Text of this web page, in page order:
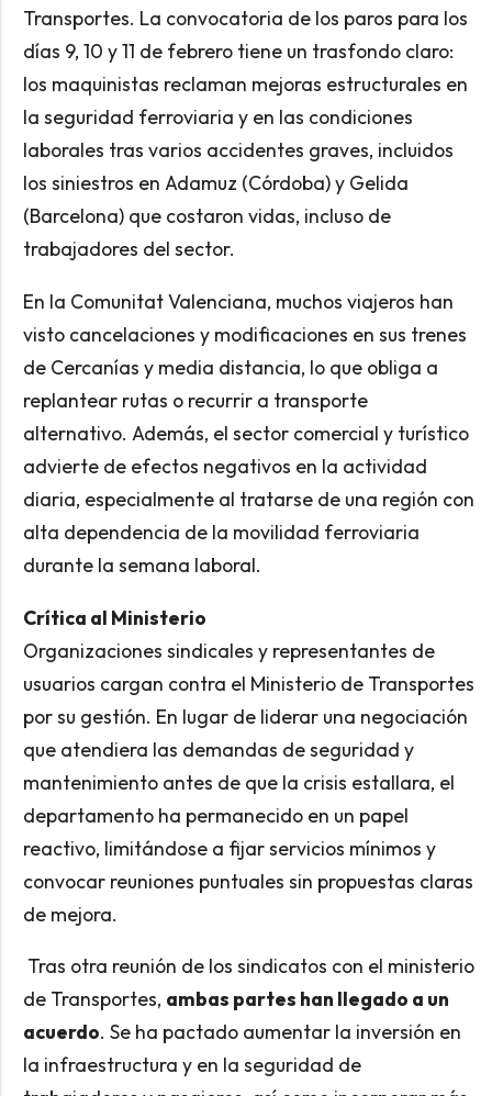
Transportes. La convocatoria de los paros para los
días 9, 10 y 11 de febrero tiene un trasfondo claro:
los maquinistas reclaman mejoras estructurales en
la seguridad ferroviaria y en las condiciones
laborales tras varios accidentes graves, incluidos
los siniestros en Adamuz (Córdoba) y Gelida
(Barcelona) que costaron vidas, incluso de
trabajadores del sector.
En la Comunitat Valenciana, muchos viajeros han
visto cancelaciones y modificaciones en sus trenes
de Cercanías y media distancia, lo que obliga a
replantear rutas o recurrir a transporte
alternativo. Además, el sector comercial y turístico
advierte de efectos negativos en la actividad
diaria, especialmente al tratarse de una región con
alta dependencia de la movilidad ferroviaria
durante la semana laboral.
Crítica al Ministerio
Organizaciones sindicales y representantes de
usuarios cargan contra el Ministerio de Transportes
por su gestión. En lugar de liderar una negociación
que atendiera las demandas de seguridad y
mantenimiento antes de que la crisis estallara, el
departamento ha permanecido en un papel
reactivo, limitándose a fijar servicios mínimos y
convocar reuniones puntuales sin propuestas claras
de mejora.
Tras otra reunión de los sindicatos con el ministerio
de Transportes, ambas partes han llegado a un
acuerdo. Se ha pactado aumentar la inversión en
la infraestructura y en la seguridad de